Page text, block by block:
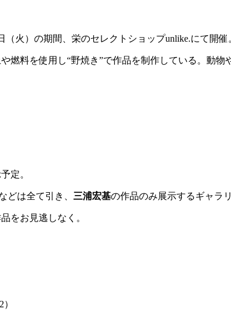
（火）の期間、栄のセレクトショップunlike.にて開催
燃料を使用し“野焼き”で作品を制作している。 動物
定。
どは全て引き、 三浦宏基の作品のみ展示するギャラ
をお見逃しなく。
）